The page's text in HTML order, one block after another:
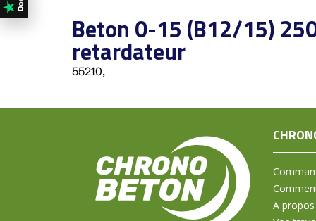
Beton 0-15 (B12/15)
retardateur
55210,
A propos